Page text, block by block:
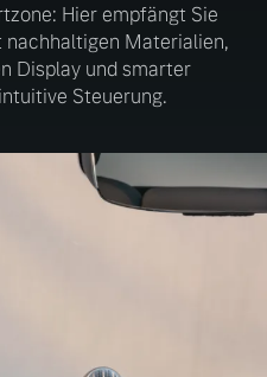
Hier empfängt Sie
Materialien,
Display und smarter
Steuerung.